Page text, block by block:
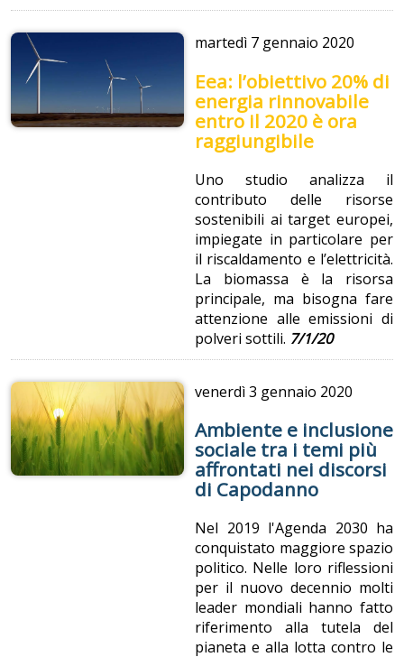
martedì 7 gennaio 2020
Eea: l’obiettivo 20% di
energia rinnovabile
entro il 2020 è ora
raggiungibile
Uno studio analizza il
contributo delle risorse
sostenibili ai target europei,
impiegate in particolare per
il riscaldamento e l’elettricità.
La biomassa è la risorsa
principale, ma bisogna fare
attenzione alle emissioni di
polveri sottili. 7/1/20
venerdì3 gennaio 2020
Ambiente e inclusione
sociale tra i temi più
affrontati nei discorsi
di Capodanno
Nel 2019 l'Agenda 2030 ha
conquistato maggiore spazio
politico. Nelle loro riflessioni
per il nuovo decennio molti
leader mondiali hanno fatto
riferimento alla tutela del
pianeta e alla lotta contro le